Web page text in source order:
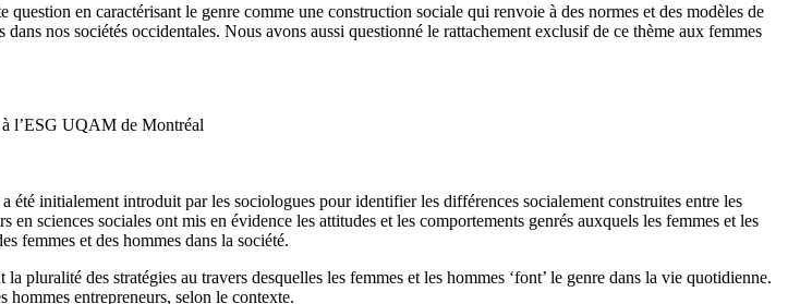
en caractérisant le genre comme une construction sociale qui renvoie à des normes et des modèles de
nos sociétés occidentales. Nous avons aussi questionné le rattachement exclusif de ce thème aux femmes
l’ESG UQAM de Montréal
initialement introduit par les sociologues pour identifier les différences socialement construites entre les
sciences sociales ont mis en évidence les attitudes et les comportements genrés auxquels les femmes et les
femmes et des hommes dans la société.
des stratégies au travers desquelles les femmes et les hommes ‘font’ le genre dans la vie quotidienne.
entrepreneurs, selon le contexte.